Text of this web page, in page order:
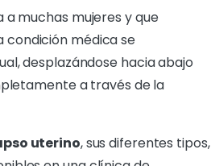
a muchas mujeres y que
condición médica se
desplazándose hacia abajo
a través de la
uterino, sus diferentes tipos,